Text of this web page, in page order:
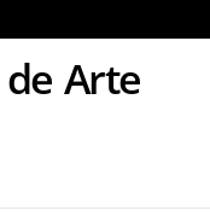
Arte